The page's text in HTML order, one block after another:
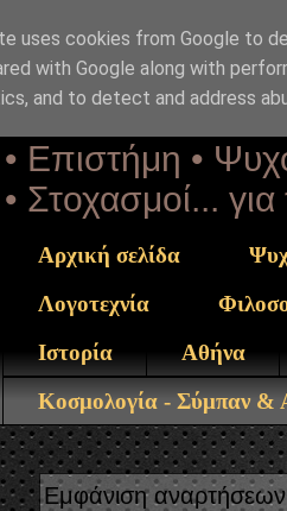
Αέναη
• Επιστήμη •
• Στοχασμοί...
Αρχική σελίδα
Λογοτεχνία
Ιστορία
Αθήνα
Κοσμολογία - Σύμπαν &
Εμφάνιση αναρτήσεων
uses cookies from Google to
with Google along with
and to detect and address